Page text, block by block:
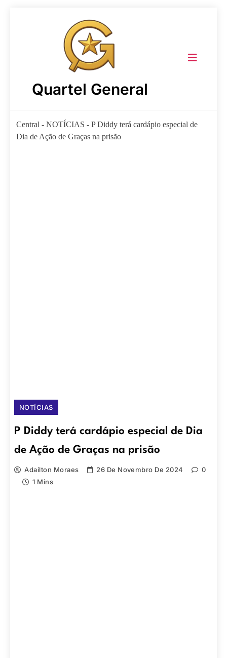
Quartel General
Central - NOTÍCIAS - P Diddy terá cardápio especial de
Dia de Ação de Graças na prisão
NOTÍCIAS
P Diddy terá cardápio especial de Dia
de Ação de Graças na prisão
Adailton Moraes 26 De Novembro De 2024
0
1 Mins